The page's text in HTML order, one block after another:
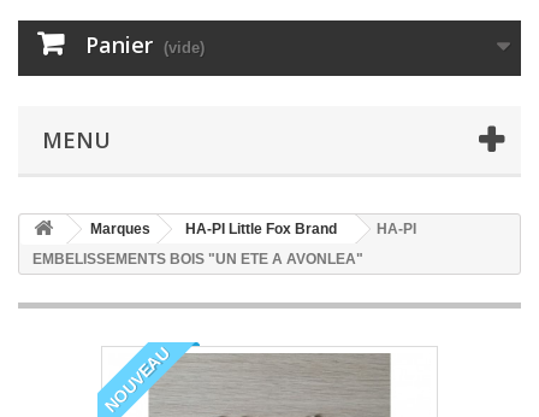
Panier (vide)
MENU
Marques HA-PI Little Fox Brand
HA-PI
EMBELISSEMENTS BOIS "UN ETE A AVONLEA"
NOUVEAU